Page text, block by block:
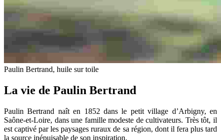
Paulin Bertrand, huile sur toile
La vie de Paulin Bertrand
Paulin Bertrand naît en 1852 dans le petit village d’Arbigny, en
Saône-et-Loire, dans une famille modeste de cultivateurs. Très tôt, il
est captivé par les paysages ruraux de sa région, dont il fera plus tard
la source inépuisable de son inspiration.